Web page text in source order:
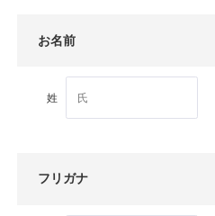
お名前
姓
フリガナ